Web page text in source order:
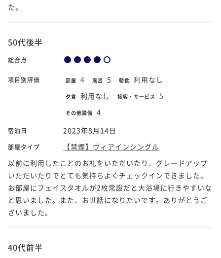
た。
50代後半
総合点
項目別評価 部屋 4 風呂 5 朝食 利用なし
夕食 利用なし 接客・サービス 5
その他設備 4
宿泊日 2023年8月14日
部屋タイプ
【禁煙】ヴィアインシングル
以前に利用したことのお礼をいただいたり、グレードアップ
いただいたりでとても気持ちよくチェックインできました。
お部屋にフェイスタオルが2枚常設だと大浴場に行きやすいな
と思いました。また、お世話になりたいです。ありがとうご
ざいました。
40代前半